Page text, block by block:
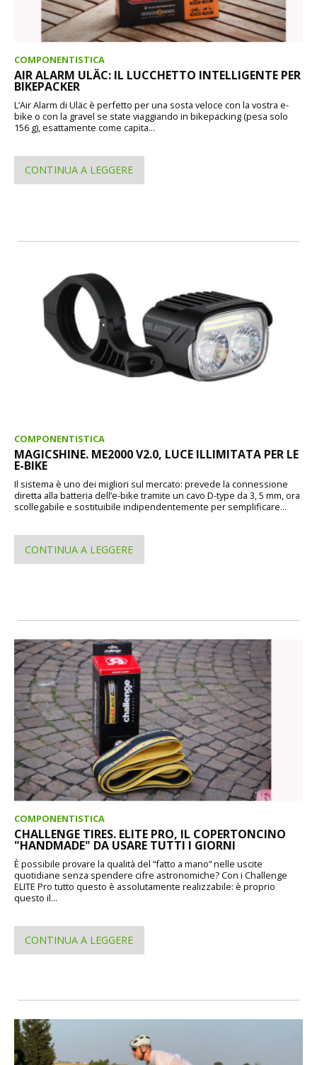
COMPONENTISTICA
AIR ALARM ULÄC: IL LUCCHETTO INTELLIGENTE PER
BIKEPACKER
L’Air Alarm di Uläc è perfetto per una sosta veloce con la vostra e-
bike o con la gravel se state viaggiando in bikepacking (pesa solo
156 g), esattamente come capita...
CONTINUA A LEGGERE
COMPONENTISTICA
MAGICSHINE. ME2000 V2.0, LUCE ILLIMITATA PER LE
E-BIKE
Il sistema è uno dei migliori sul mercato: prevede la connessione
diretta alla batteria dell’e-bike tramite un cavo D-type da 3, 5 mm, ora
scollegabile e sostituibile indipendentemente per semplificare...
CONTINUA A LEGGERE
COMPONENTISTICA
CHALLENGE TIRES. ELITE PRO, IL COPERTONCINO
"HANDMADE" DA USARE TUTTI I GIORNI
È possibile provare la qualità del “fatto a mano” nelle uscite
quotidiane senza spendere cifre astronomiche? Con i Challenge
ELITE Pro tutto questo è assolutamente realizzabile: è proprio
questo il...
CONTINUA A LEGGERE